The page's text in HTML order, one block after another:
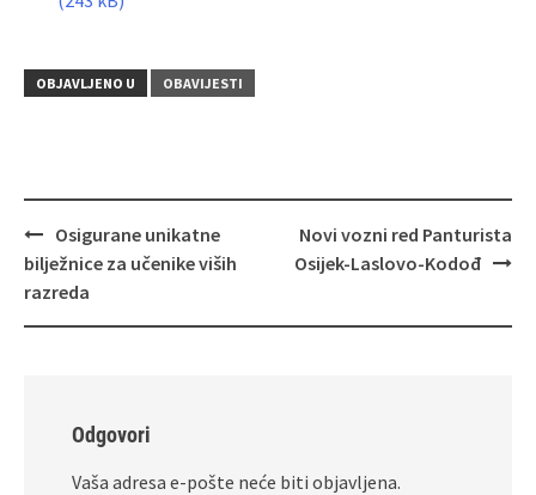
OBJAVLJENO U OBAVIJESTI
Navigacija
objava
Osigurane unikatne
bilježnice za učenike viših
razreda
Novi vozni red Panturista
Osijek-Laslovo-Kodođ
Odgovori
Vaša adresa e-pošte neće biti objavljena.